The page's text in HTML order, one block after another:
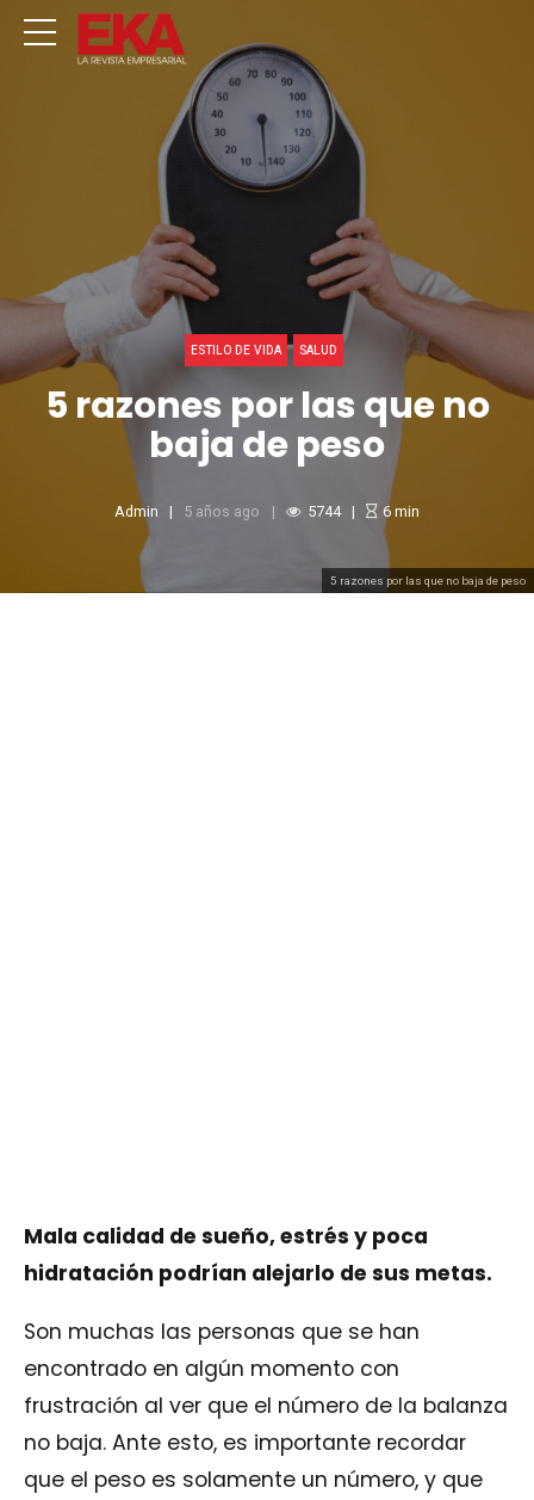
ESTILO DE VIDA SALUD
5 razones por las que no
baja de peso
Admin 5 años ago 5744 6 min
5 razones por las que no baja de peso
Mala calidad de sueño, estrés y poca
hidratación podrían alejarlo de sus metas.
Son muchas las personas que se han
encontrado en algún momento con
frustración al ver que el número de la balanza
no baja. Ante esto, es importante recordar
que el peso es solamente un número, y que